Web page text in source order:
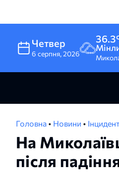
Четвер
6 серпня,2026
Головна • Новини •
На
після